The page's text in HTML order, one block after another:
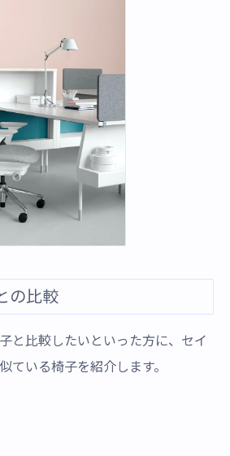
の比較
と比較したいといった方に、セイ
ている椅子を紹介します。